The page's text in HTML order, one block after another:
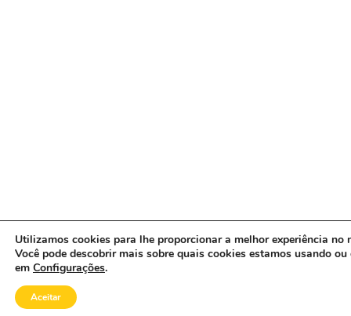
Utilizamos cookies para lhe proporcionar a melhor experiência no
Você pode descobrir mais sobre quais cookies estamos usando
em Configurações.
Aceitar